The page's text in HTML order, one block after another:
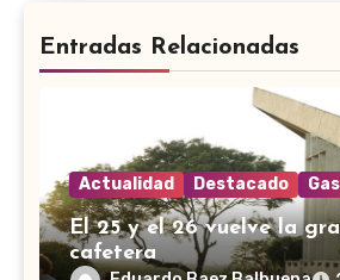
Entradas Relacionadas
Actualidad Destacado
El 25 y el 26 vuelve la
cafetera